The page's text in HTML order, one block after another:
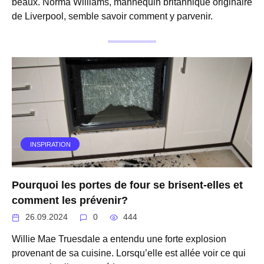
beaux. Norma Williams, mannequin britannique originaire
de Liverpool, semble savoir comment y parvenir.
INSPIRATION
Pourquoi les portes de four se brisent-elles et
comment les prévenir?
26.09.2024 0 444
Willie Mae Truesdale a entendu une forte explosion
provenant de sa cuisine. Lorsqu’elle est allée voir ce qui